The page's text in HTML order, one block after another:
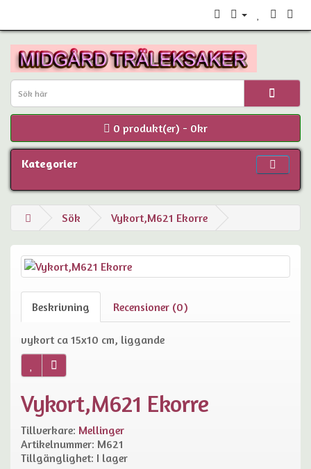
0 produkt(er) - 0kr
Kategorier
Sök Vykort,M621 Ekorre
Beskrivning Recensioner (0)
vykort ca 15x10 cm, liggande
Vykort,M621 Ekorre
Tillverkare: Mellinger
Artikelnummer: M621
Tillgänglighet: I lager